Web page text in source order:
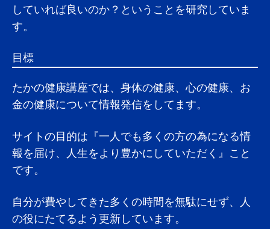
していれば良いのか？ということを研究していま
す。
目標
たかの健康講座では、身体の健康、心の健康、お
金の健康について情報発信をしてます。
サイトの目的は『一人でも多くの方の為になる情
報を届け、人生をより豊かにしていただく』こと
です。
自分が費やしてきた多くの時間を無駄にせず、人
の役にたてるよう更新しています。